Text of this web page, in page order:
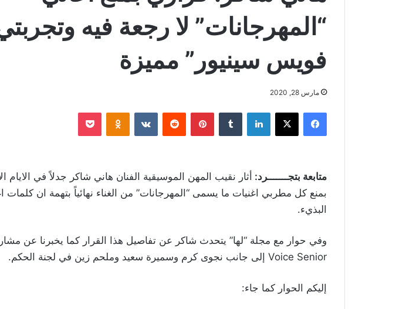
“المهرجانات” لا رجعة فيه
فويس سينيور” مميزة
مارس 28, 2020
فيسبوك ‫X لينكدإن بينتيريست Odnoklassniki
‫Pocket
متابعة بتجـــــــرد: أثار نقيب المهن الموسيقية الفنان هاني شاكر جدلاً في الايام
بمنع كل مطربي اغنيات ما يسمى “المهرجانات” من الغناء نهائياً بتهمة ان كلمات
البذيء.
Voice Senior إلى جانب نجوى كرم وسميرة سعيد وملحم زين في لجنة الحكم.
إليكم الحوار كما جاء: